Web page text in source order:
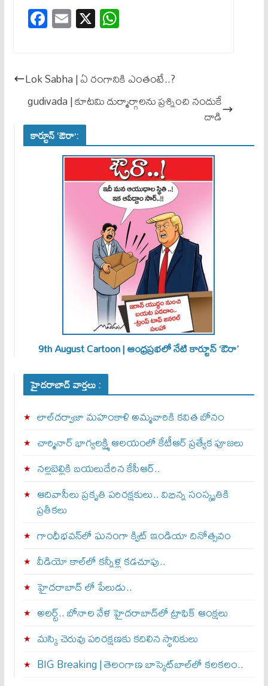
Fa
ce
ok
E
m
X W
ha
A
pp
Lok Sabha | ఏ రంగానికి ఎంతంటే..?
gudivada | కూటమి దుర్మార్గాలను ప్రశ్నించి నందుకే
దాడి
కార్టూన్ ‘ఔరా’:
9th August Cartoon | ఆంధ్రప్రభలో నేటి కార్టూన్ ‘ఔరా’
హైదరాబాద్ వార్తలు :
లాల్‌దర్వాజా మహంకాళి అమ్మవారికి కవిత బోనం
చార్మినార్‌ భాగ్యలక్ష్మి ఆలయంలో కేటీఆర్ ప్రత్యేక పూజలు
నల్లబెల్లికి బయలుదేరిన కేసీఆర్‌..
ఆదివాసీలు ప్రకృతి పరిరక్షకులు.. విభిన్న సంస్కృతికి
ప్రతీకలు
గాంధీభవన్‌లో ఘనంగా క్విట్‌ ఇండియా దినోత్సవం
వీడియో కాల్‌లో కన్నీళ్ల కడచూపు..
హైదరాబాద్ లో పేలుడు..
అలర్ట్‌.. బోనాల వేళ హైదరాబాద్‌లో ట్రాఫిక్‌ ఆంక్షలు
మస్కి చెరువు పరిరక్షణకు కదిలిన స్థానికులు
BIG Breaking | తెలంగాణ బాస్కెట్‌బాల్‌లో కలకలం..